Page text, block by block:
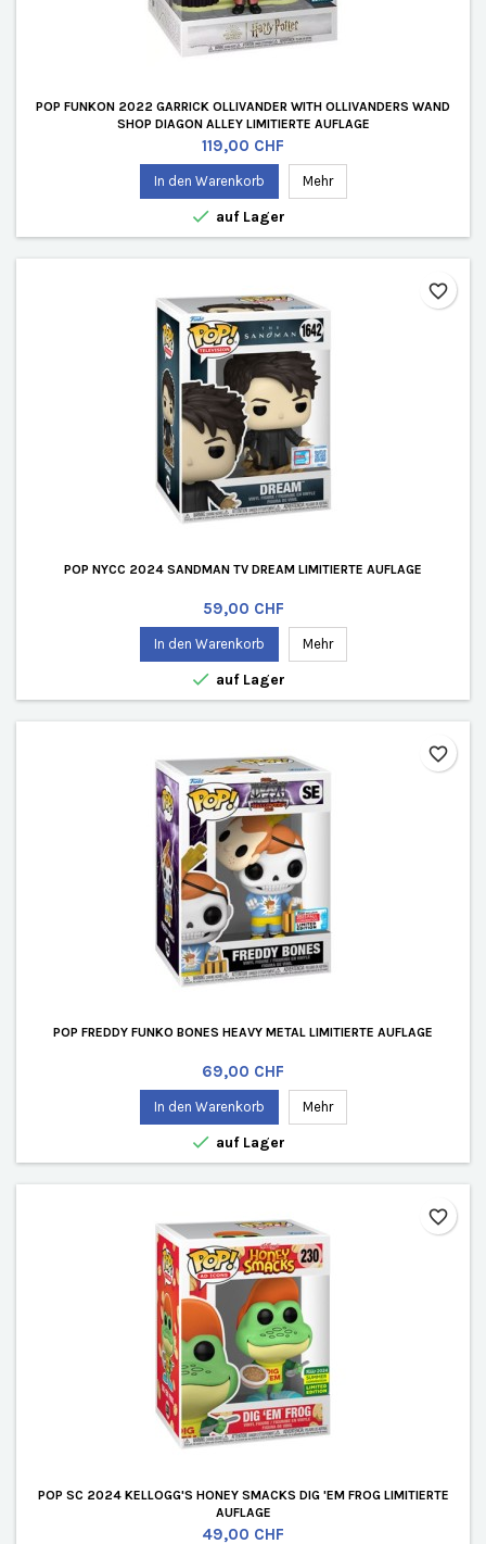
POP FUNKON 2022 GARRICK OLLIVANDER WITH OLLIVANDERS WAND
SHOP DIAGON ALLEY LIMITIERTE AUFLAGE
Preis
119,00 CHF
In den Warenkorb Mehr
 auf Lager
POP NYCC 2024 SANDMAN TV DREAM LIMITIERTE AUFLAGE
Preis
59,00 CHF
In den Warenkorb Mehr
 auf Lager
favorite_border
POP FREDDY FUNKO BONES HEAVY METAL LIMITIERTE AUFLAGE
Preis
69,00 CHF
In den Warenkorb Mehr
 auf Lager
favorite_border
POP SC 2024 KELLOGG'S HONEY SMACKS DIG 'EM FROG LIMITIERTE
AUFLAGE
Preis
49,00 CHF
favorite_border